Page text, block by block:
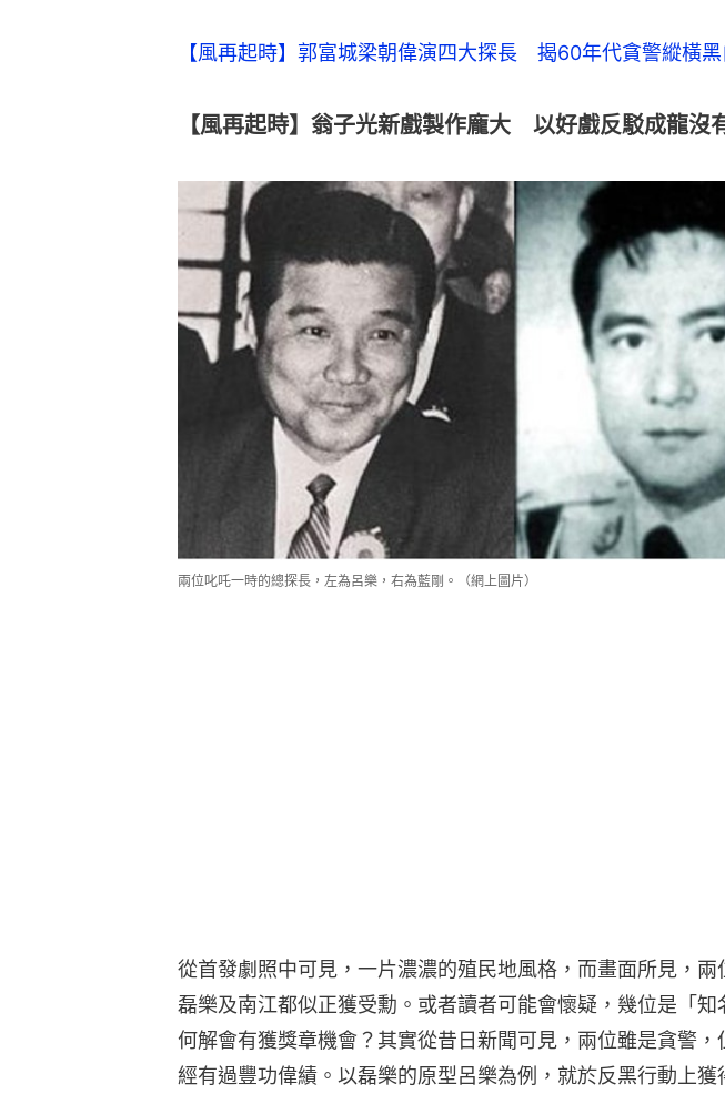
【風再起時】郭富城梁朝偉演四大探長　揭60年代貪警縱橫
【風再起時】翁子光新戲製作龐大 以好戲反駁成龍沒
兩位叱吒一時的總探長，左為呂樂，右為藍剛。（網上圖片）
從首發劇照中可見，一片濃濃的殖民地風格，而畫面所見，兩
磊樂及南江都似正獲受勳。或者讀者可能會懷疑，幾位是「知
何解會有獲獎章機會？其實從昔日新聞可見，兩位雖是貪警，
經有過豐功偉績。以磊樂的原型呂樂為例，就於反黑行動上獲